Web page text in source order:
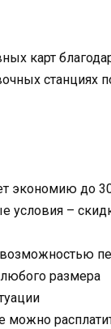
карт
экономию до
–
размера